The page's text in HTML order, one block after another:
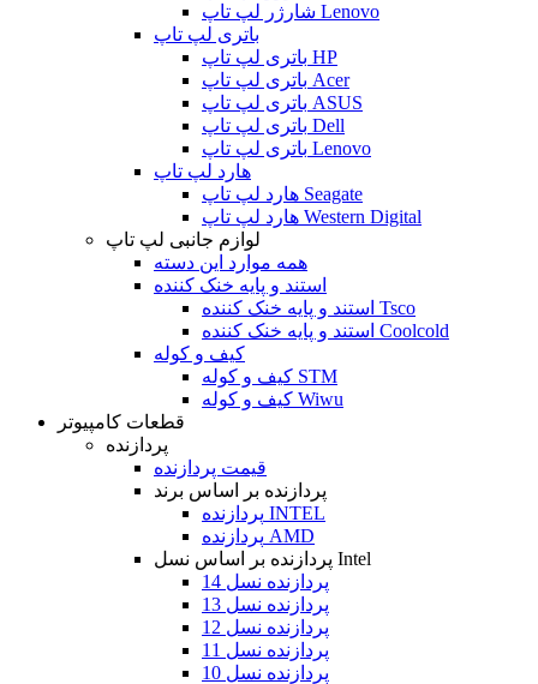
شارژر لپ تاپ Lenovo
باتری لپ تاپ
باتری لپ تاپ HP
باتری لپ تاپ Acer
باتری لپ تاپ ASUS
باتری لپ تاپ Dell
باتری لپ تاپ Lenovo
هارد لپ تاپ
هارد لپ تاپ Seagate
هارد لپ تاپ Western Digital
لوازم جانبی لپ تاپ
همه موارد این دسته
استند و پایه خنک کننده
استند و پایه خنک کننده Tsco
استند و پایه خنک کننده Coolcold
کیف و کوله
کیف و کوله STM
کیف و کوله Wiwu
قطعات کامپیوتر
پردازنده
قیمت پردازنده
پردازنده بر اساس برند
پردازنده INTEL
پردازنده AMD
پردازنده بر اساس نسل Intel
پردازنده نسل 14
پردازنده نسل 13
پردازنده نسل 12
پردازنده نسل 11
پردازنده نسل 10